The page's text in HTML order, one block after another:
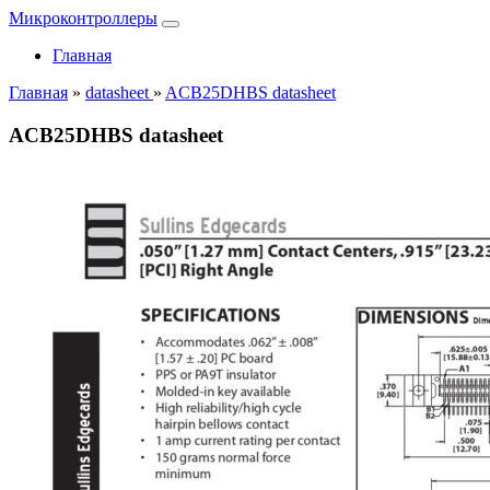
Микроконтроллеры
Главная
Главная » datasheet » ACB25DHBS datasheet
ACB25DHBS datasheet